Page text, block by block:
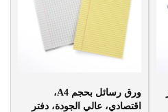
ورق رسائل بحجم A4،
اقتصادي، عالي الجودة، دفتر